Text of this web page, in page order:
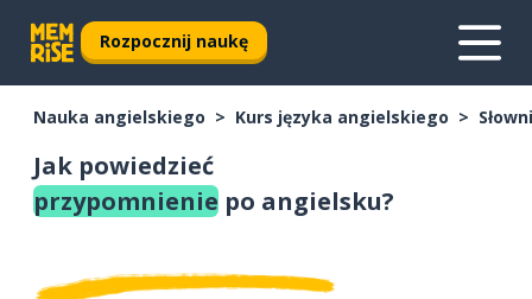
Rozpocznij naukę
Nauka angielskiego Kurs języka angielskiego
Jak powiedzieć
przypomnienie po angielsku?